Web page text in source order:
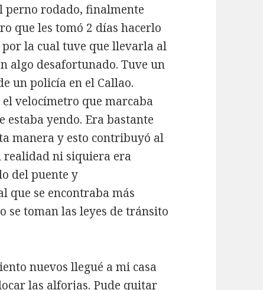
perno rodado, finalmente
que les tomó 2 días hacerlo
la cual tuve que llevarla al
algo desafortunado. Tuve un
un policía en el Callao.
velocímetro que marcaba
estaba yendo. Era bastante
manera y esto contribuyó al
realidad ni siquiera era
del puente y
que se encontraba más
se toman las leyes de tránsito
nuevos llegué a mi casa
las alforjas. Pude quitar